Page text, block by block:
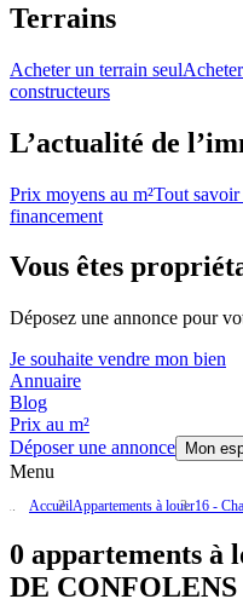
Terrains
Acheter un terrain seul
constructeurs
L’actualité de
Prix moyens au m²Tout
financement
Vous êtes
Déposez une annonce pour
Je souhaite vendre mon bien
Annuaire
Blog
Prix au m²
Déposer une annonce
Mon
Menu
AccueilAppartements à louer16 -
0 appartements à
DE CONFOLENS